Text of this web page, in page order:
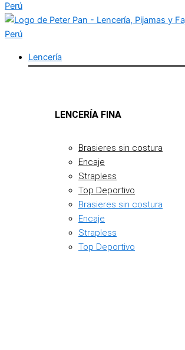
Lencería
LENCERÍA FINA
Brasieres sin costura
Encaje
Strapless
Top Deportivo
Brasieres sin costura
Encaje
Strapless
Top Deportivo